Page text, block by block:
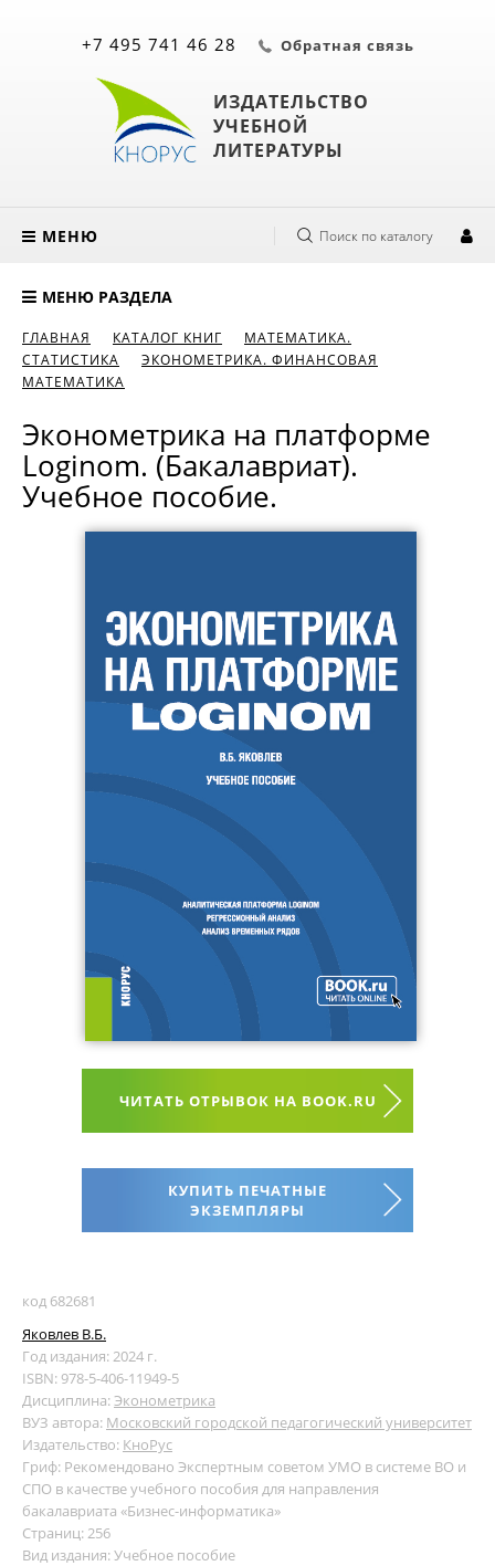
ИЗДАТЕЛЬСТВО
УЧЕБНОЙ
ЛИТЕРАТУРЫ
+7 495 741 46 28 Обратная связь
МЕНЮ Поиск по каталогу
МЕНЮ РАЗДЕЛА
ГЛАВНАЯ КАТАЛОГ КНИГ
МАТЕМАТИКА.
СТАТИСТИКА
ЭКОНОМЕТРИКА. ФИНАНСОВАЯ
МАТЕМАТИКА
Эконометрика на платформе
Loginom. (Бакалавриат).
Учебное пособие.
ЧИТАТЬ ОТРЫВОК НА BOOK.RU
КУПИТЬ ПЕЧАТНЫЕ
ЭКЗЕМПЛЯРЫ
код 682681
Яковлев В.Б.
Год издания: 2024 г.
ISBN: 978-5-406-11949-5
Дисциплина:Эконометрика
ВУЗ автора: Московский городской педагогический университет
Издательство: КноРус
Гриф: Рекомендовано Экспертным советом УМО в системе ВО и
СПО в качестве учебного пособия для направления
бакалавриата «Бизнес-информатика»
Страниц: 256
Вид издания: Учебное пособие